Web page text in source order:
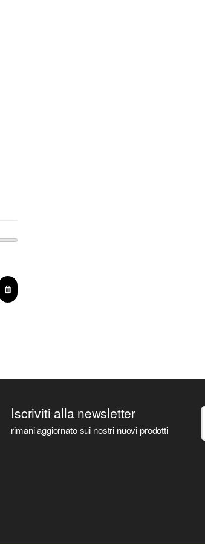
Iscriviti alla newsletter
rimani aggiornato sui nostri nuovi prodotti